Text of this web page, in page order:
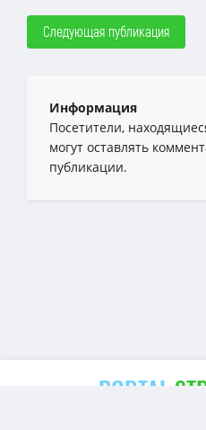
Следующая публикация
Информация
Посетители,
могут оставлять
публикации.
PORTAL.